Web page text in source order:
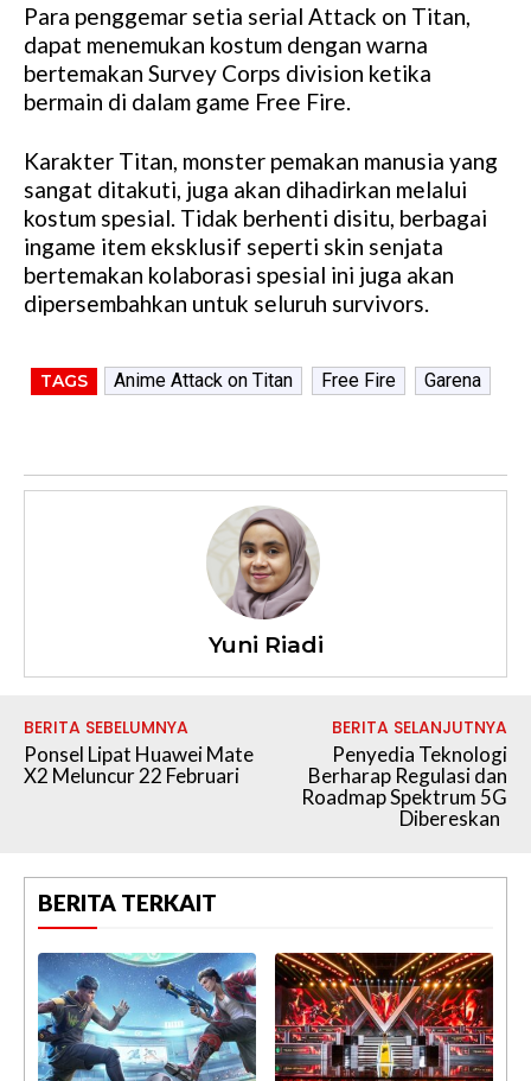
Para penggemar setia serial Attack on Titan,
dapat menemukan kostum dengan warna
bertemakan Survey Corps division ketika
bermain di dalam game Free Fire.
Karakter Titan, monster pemakan manusia yang
sangat ditakuti, juga akan dihadirkan melalui
kostum spesial. Tidak berhenti disitu, berbagai
ingame item eksklusif seperti skin senjata
bertemakan kolaborasi spesial ini juga akan
dipersembahkan untuk seluruh survivors.
TAGS Anime Attack on Titan Free Fire Garena
Yuni Riadi
BERITA SEBELUMNYA
Ponsel Lipat Huawei Mate
X2 Meluncur 22 Februari
BERITA SELANJUTNYA
Penyedia Teknologi
Berharap Regulasi dan
Roadmap Spektrum 5G
Dibereskan
BERITA TERKAIT